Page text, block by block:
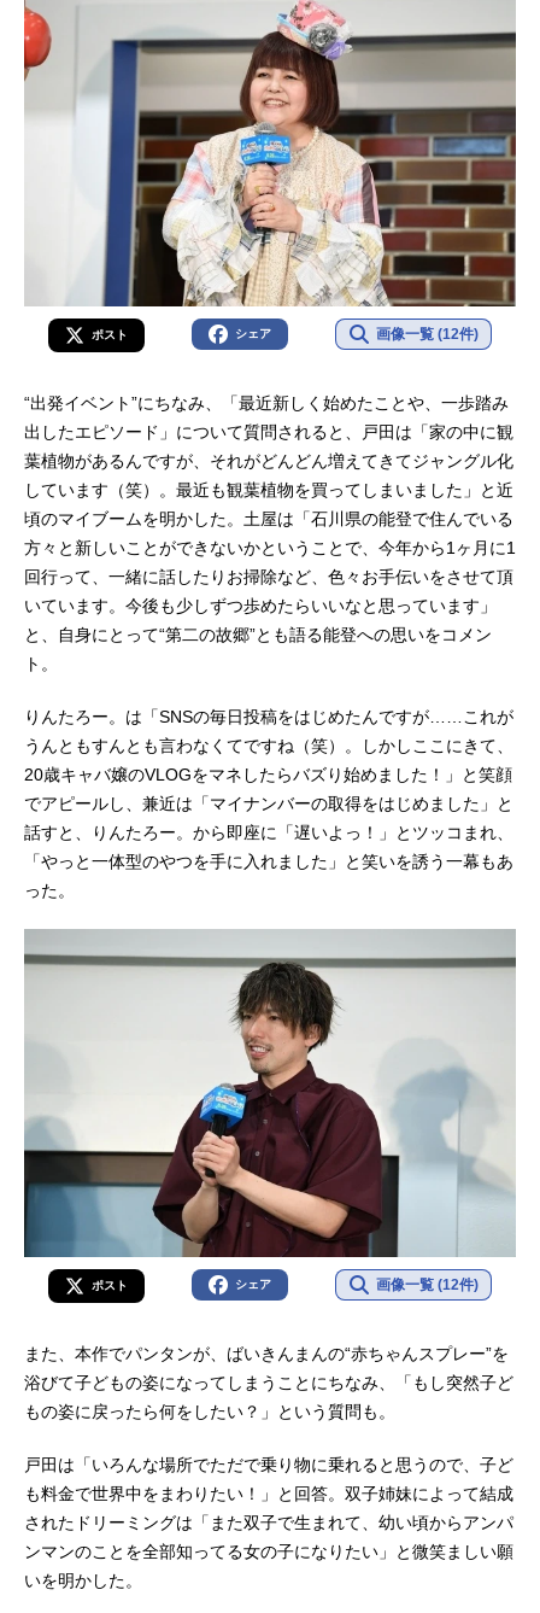
ポスト シェア 画像一覧 (12件)
“出発イベント”にちなみ、「最近新しく始めたことや、一歩踏み
出したエピソード」について質問されると、戸田は「家の中に観
葉植物があるんですが、それがどんどん増えてきてジャングル化
しています（笑）。最近も観葉植物を買ってしまいました」と近
頃のマイブームを明かした。土屋は「石川県の能登で住んでいる
方々と新しいことができないかということで、今年から1ヶ月に1
回行って、一緒に話したりお掃除など、色々お手伝いをさせて頂
いています。今後も少しずつ歩めたらいいなと思っています」
と、自身にとって“第二の故郷”とも語る能登への思いをコメン
ト。
りんたろー。は「SNSの毎日投稿をはじめたんですが……これが
うんともすんとも言わなくてですね（笑）。しかしここにきて、
20歳キャバ嬢のVLOGをマネしたらバズり始めました！」と笑顔
でアピールし、兼近は「マイナンバーの取得をはじめました」と
話すと、りんたろー。から即座に「遅いよっ！」とツッコまれ、
「やっと一体型のやつを手に入れました」と笑いを誘う一幕もあ
った。
ポスト シェア 画像一覧 (12件)
また、本作でパンタンが、ばいきんまんの“赤ちゃんスプレー”を
浴びて子どもの姿になってしまうことにちなみ、「もし突然子ど
もの姿に戻ったら何をしたい？」という質問も。
戸田は「いろんな場所でただで乗り物に乗れると思うので、子ど
も料金で世界中をまわりたい！」と回答。双子姉妹によって結成
されたドリーミングは「また双子で生まれて、幼い頃からアンパ
ンマンのことを全部知ってる女の子になりたい」と微笑ましい願
いを明かした。